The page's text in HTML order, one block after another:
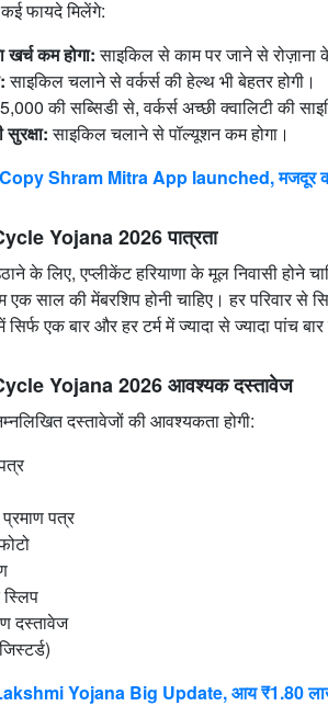
फायदे मिलेंगे:
खर्च कम होगा:साइकिल से काम पर जाने से रोज़ाना
साइकिल चलाने से वर्कर्स की हेल्थ भी बेहतर होगी।
की सब्सिडी से, वर्कर्स अच्छी क्वालिटी की
साइकिल चलाने से पॉल्यूशन कम होगा।
Shram Mitra App launched, मजदूर
Yojana 2026 पात्रता
के लिए, एप्लीकेंट हरियाणा के मूल निवासी होने
साल की मेंबरशिप होनी चाहिए। हर परिवार से
एक बार और हर टर्म में ज्यादा से ज्यादा पांच बार
Yojana 2026 आवश्यक दस्तावेज
दस्तावेजों की आवश्यकता होगी:
प्रमाण पत्र
स्लिप
दस्तावेज
Yojana Big Update, आय ₹1.80